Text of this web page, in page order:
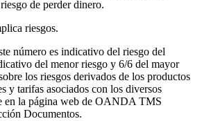
de perder dinero.
riesgos.
número es indicativo del riesgo del
del menor riesgo y 6/6 del mayor
los riesgos derivados de los productos
y tarifas asociados con los diversos
en la página web de OANDA TMS
Documentos.